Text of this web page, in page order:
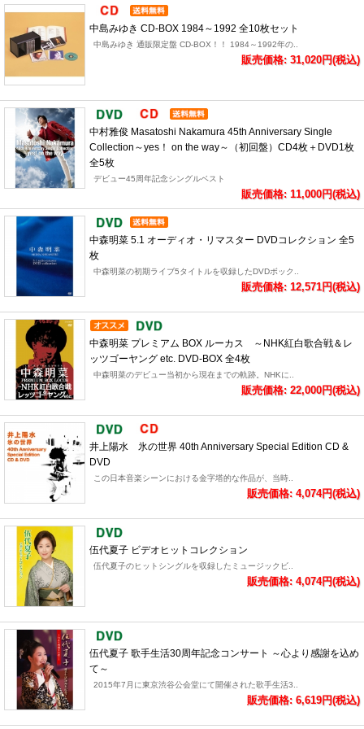
中島みゆき CD-BOX 1984～1992 全10枚セット
中島みゆき 通販限定盤 CD-BOX！！ 1984～1992年の..
販売価格: 31,020円(税込)
中村雅俊 Masatoshi Nakamura 45th Anniversary Single
Collection～yes！ on the way～（初回盤）CD4枚＋DVD1枚
全5枚
デビュー45周年記念シングルベスト
販売価格: 11,000円(税込)
中森明菜 5.1 オーディオ・リマスター DVDコレクション 全5
枚
中森明菜の初期ライブ5タイトルを収録したDVDボック..
販売価格: 12,571円(税込)
中森明菜 プレミアム BOX ルーカス ～NHK紅白歌合戦＆レ
ッツゴーヤング etc. DVD-BOX 全4枚
中森明菜のデビュー当初から現在までの軌跡。NHKに..
販売価格: 22,000円(税込)
井上陽水 氷の世界 40th Anniversary Special Edition CD &
DVD
この日本音楽シーンにおける金字塔的な作品が、当時..
販売価格: 4,074円(税込)
伍代夏子 ビデオヒットコレクション
伍代夏子のヒットシングルを収録したミュージックビ..
販売価格: 4,074円(税込)
伍代夏子 歌手生活30周年記念コンサート ～心より感謝を込め
て～
2015年7月に東京渋谷公会堂にて開催された歌手生活3..
販売価格: 6,619円(税込)